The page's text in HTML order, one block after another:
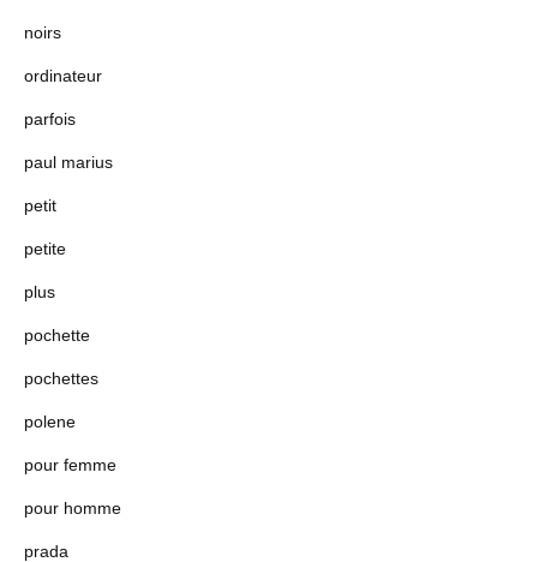
noirs
ordinateur
parfois
paul marius
petit
petite
plus
pochette
pochettes
polene
pour femme
pour homme
prada